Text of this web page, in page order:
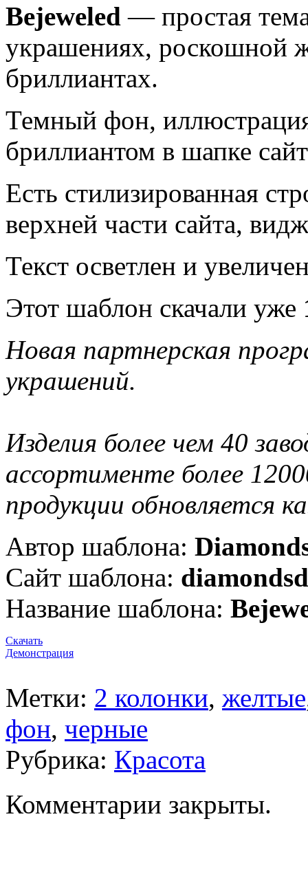
Bejeweled — простая
украшениях, роскошной
бриллиантах.
Темный фон,
бриллиантом в шапке
Есть стилизированная
верхней части сайта,
Текст осветлен и
Этот шаблон скачали уже
Новая партнерская
украшений.
Изделия более чем 40
ассортименте более
продукции обновляется
Автор шаблона:
Сайт шаблона:
Название шаблона:
Скачать
Демонстрация
Метки: 2 колонки, желтые
фон, черные
Рубрика: Красота
Комментарии закрыты.